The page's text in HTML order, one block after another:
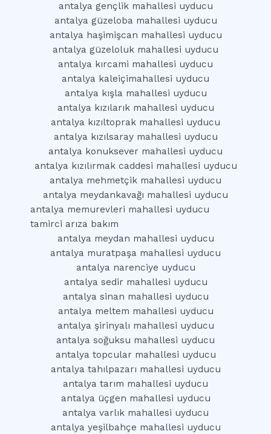
antalya gençlik mahallesi uyducu
antalya güzeloba mahallesi uyducu
antalya haşimişcan mahallesi uyducu
antalya güzeloluk mahallesi uyducu
antalya kırcami mahallesi uyducu
antalya kaleiçimahallesi uyducu
antalya kışla mahallesi uyducu
antalya kızılarık mahallesi uyducu
antalya kızıltoprak mahallesi uyducu
antalya kızılsaray mahallesi uyducu
antalya konuksever mahallesi uyducu
antalya kızılırmak caddesi mahallesi uyducu
antalya mehmetçik mahallesi uyducu
antalya meydankavağı mahallesi uyducu
antalya memurevleri mahallesi uyducu
tamirci arıza bakım
antalya meydan mahallesi uyducu
antalya muratpaşa mahallesi uyducu
antalya narenciye uyducu
antalya sedir mahallesi uyducu
antalya sinan mahallesi uyducu
antalya meltem mahallesi uyducu
antalya şirinyalı mahallesi uyducu
antalya soğuksu mahallesi uyducu
antalya topcular mahallesi uyducu
antalya tahılpazarı mahallesi uyducu
antalya tarım mahallesi uyducu
antalya üçgen mahallesi uyducu
antalya varlık mahallesi uyducu
antalya yeşilbahçe mahallesi uyducu